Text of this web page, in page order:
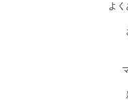
よ